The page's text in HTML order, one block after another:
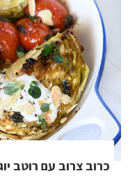
כרוב צרוב עם רוטב